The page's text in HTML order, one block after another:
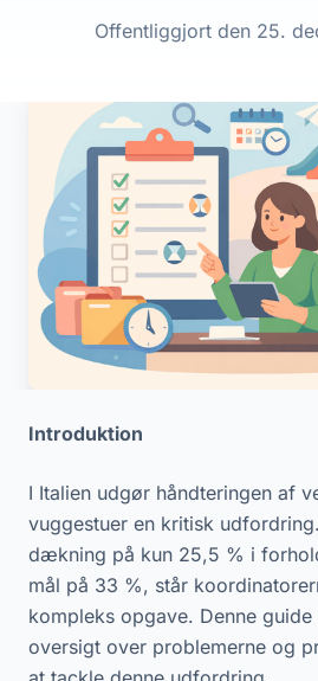
Offentliggjort den 25.
Introduktion
I Italien udgør håndteringen af
vuggestuer en kritisk
dækning på kun 25,5 % i
mål på 33 %, står
kompleks opgave. Denne
oversigt over problemerne og